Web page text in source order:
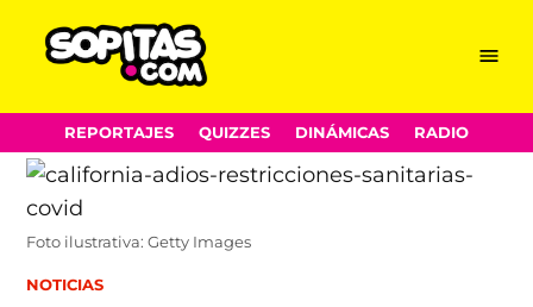
Skip
to
content
Menu
REPORTAJES QUIZZES DINÁMICAS RADIO
Foto ilustrativa: Getty Images
POSTED
NOTICIAS